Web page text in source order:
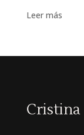
Leer más
Cristina